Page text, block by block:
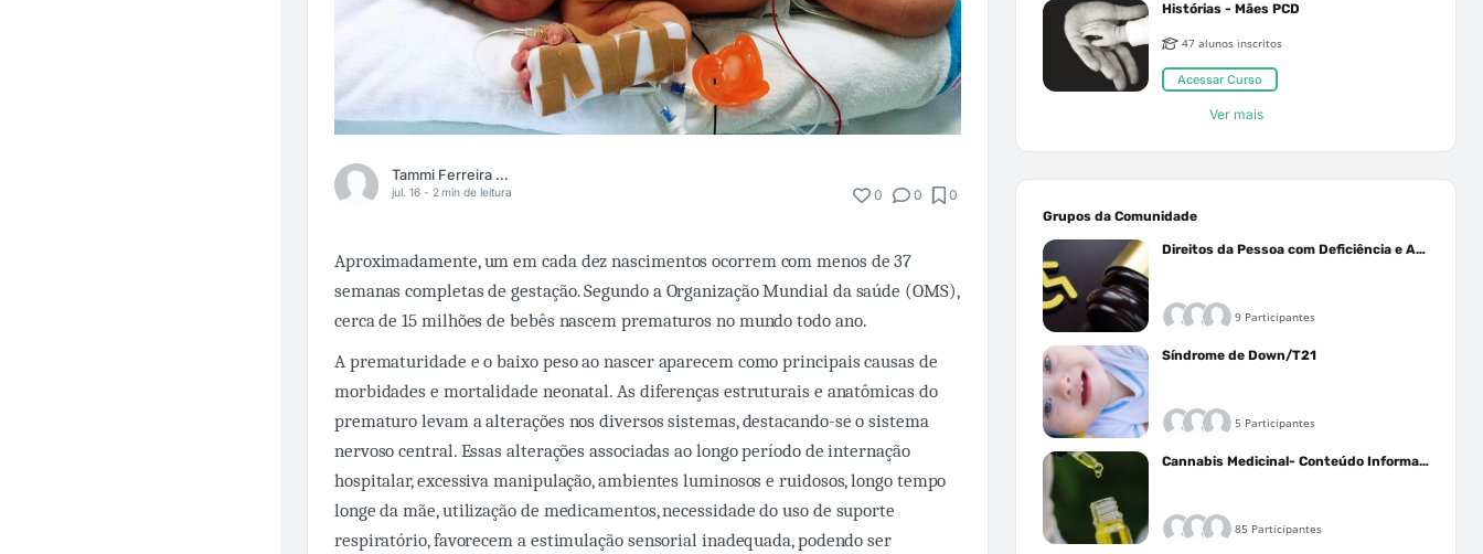
Tammi Ferreira de Morais
jul. 16 - 2 min de leitura 0 0 0
Aproximadamente, um em cada dez nascimentos ocorrem com menos de 37
semanas completas de gestação. Segundo a Organização Mundial da saúde (OMS),
cerca de 15 milhões de bebês nascem prematuros no mundo todo ano.
A prematuridade e o baixo peso ao nascer aparecem como principais causas de
morbidades e mortalidade neonatal. As diferenças estruturais e anatômicas do
prematuro levam a alterações nos diversos sistemas, destacando-se o sistema
nervoso central. Essas alterações associadas ao longo período de internação
hospitalar, excessiva manipulação, ambientes luminosos e ruidosos, longo tempo
longe da mãe, utilização de medicamentos, necessidade do uso de suporte
respiratório, favorecem a estimulação sensorial inadequada, podendo ser
Histórias - Mães PCD
47 alunos inscritos
Acessar Curso
Ver mais
Grupos da Comunidade
Direitos da Pessoa com Deficiência e Autistas
9 Participantes
Síndrome de Down/T21
5 Participantes
Cannabis Medicinal- Conteúdo Informativo
85 Participantes